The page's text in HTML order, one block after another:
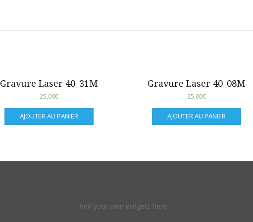
Gravure Laser 40_31M
25,00€
AJOUTER AU PANIER
Gravure Laser 40_08M
25,00€
AJOUTER AU PANIER
Add your own widgets here